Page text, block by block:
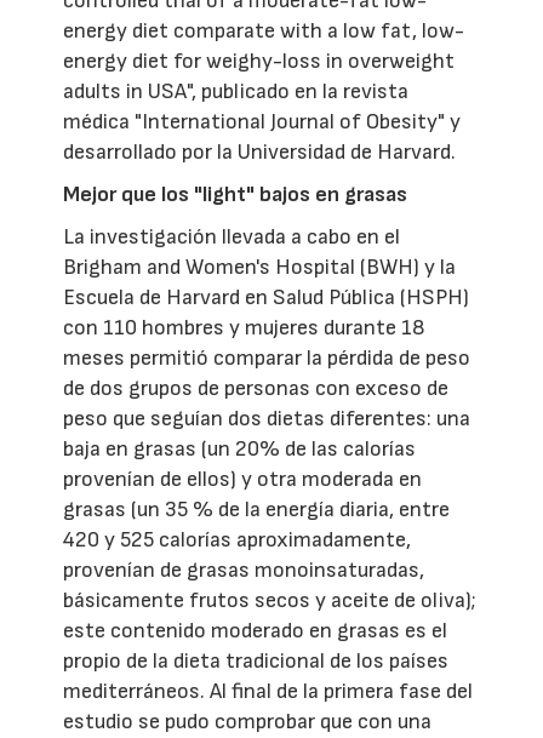
energy diet comparate with a low fat, low-
energy diet for weighy-loss in overweight
adults in USA", publicado en la revista
médica "International Journal of Obesity" y
desarrollado por la Universidad de Harvard.
Mejor que los "light" bajos en grasas
La investigación llevada a cabo en el
Brigham and Women's Hospital (BWH) y la
Escuela de Harvard en Salud Pública (HSPH)
con 110 hombres y mujeres durante 18
meses permitió comparar la pérdida de peso
de dos grupos de personas con exceso de
peso que seguían dos dietas diferentes: una
baja en grasas (un 20% de las calorías
provenían de ellos) y otra moderada en
grasas (un 35 % de la energía diaria, entre
420 y 525 calorías aproximadamente,
provenían de grasas monoinsaturadas,
básicamente frutos secos y aceite de oliva);
este contenido moderado en grasas es el
propio de la dieta tradicional de los países
mediterráneos. Al final de la primera fase del
estudio se pudo comprobar que con una